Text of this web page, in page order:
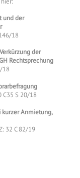
und der
18
der
Rechtsprechung
18
C35 S 20/18
kurzer Anmietung,
32 C 82/19